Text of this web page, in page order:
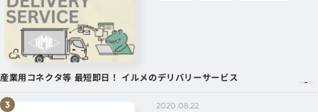
産業用コネクタ等 最短即日！ イルメのデリバリーサービス
2020.08.22